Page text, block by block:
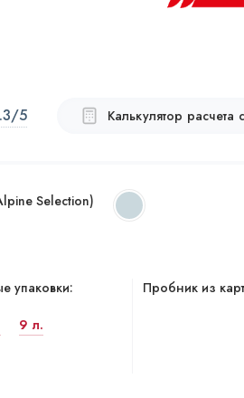
/5 Калькулятор расчета
Selection)
упаковки:
9 л.
Пробник из